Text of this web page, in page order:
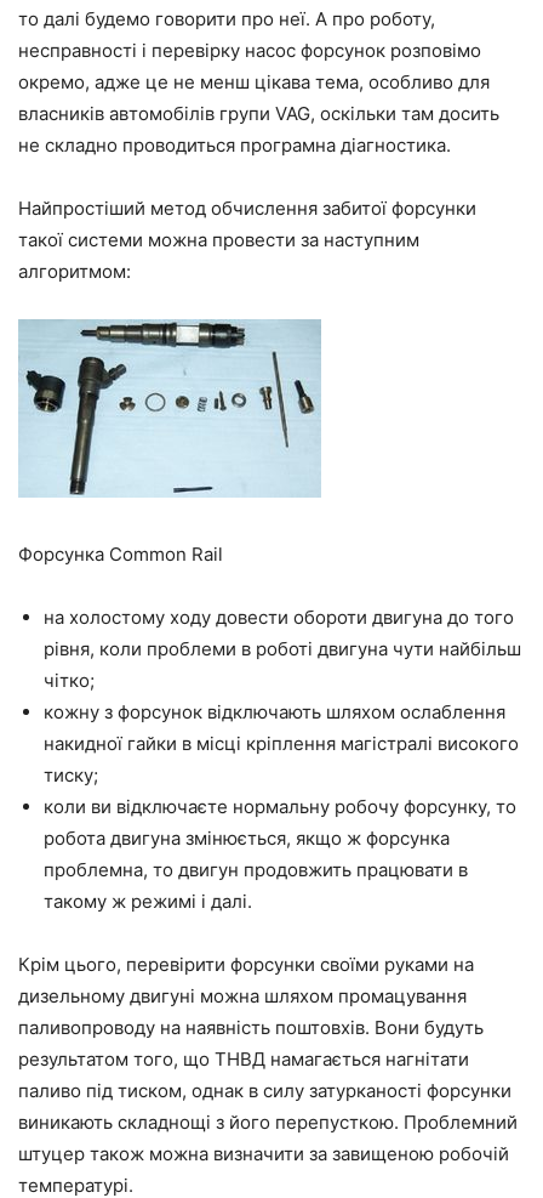
то далі будемо говорити про неї. А про роботу,
несправності і перевірку насос форсунок розповімо
окремо, адже це не менш цікава тема, особливо для
власників автомобілів групи VAG, оскільки там досить
не складно проводиться програмна діагностика.
Найпростіший метод обчислення забитої форсунки
такої системи можна провести за наступним
алгоритмом:
Форсунка Common Rail
на холостому ходу довести обороти двигуна до того
рівня, коли проблеми в роботі двигуна чути найбільш
чітко;
кожну з форсунок відключають шляхом ослаблення
накидної гайки в місці кріплення магістралі високого
тиску;
коли ви відключаєте нормальну робочу форсунку, то
робота двигуна змінюється, якщо ж форсунка
проблемна, то двигун продовжить працювати в
такому ж режимі і далі.
Крім цього, перевірити форсунки своїми руками на
дизельному двигуні можна шляхом промацування
паливопроводу на наявність поштовхів. Вони будуть
результатом того, що ТНВД намагається нагнітати
паливо під тиском, однак в силу затурканості форсунки
виникають складнощі з його перепусткою. Проблемний
штуцер також можна визначити за завищеною робочій
температурі.